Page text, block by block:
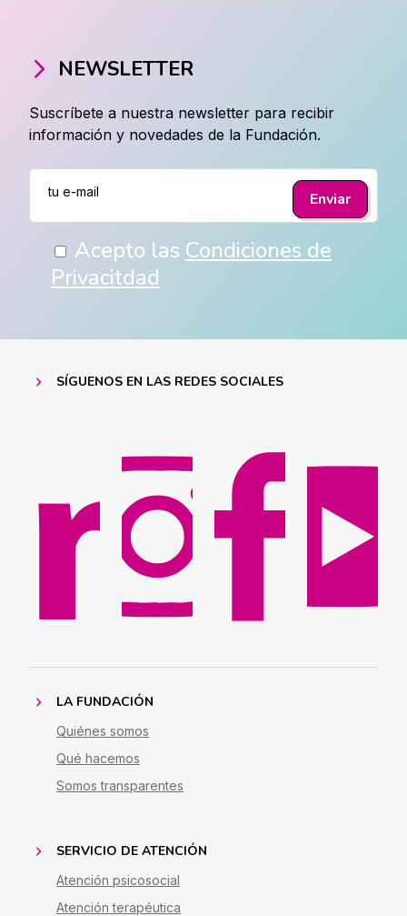
NEWSLETTER
Suscríbete a nuestra newsletter para recibir
información y novedades de la Fundación.
Acepto las Condiciones de
Privacitdad
SÍGUENOS EN LAS REDES SOCIALES
LA FUNDACIÓN
Quiénes somos
Qué hacemos
Somos transparentes
SERVICIO DE ATENCIÓN
Atención psicosocial
Atención terapéutica